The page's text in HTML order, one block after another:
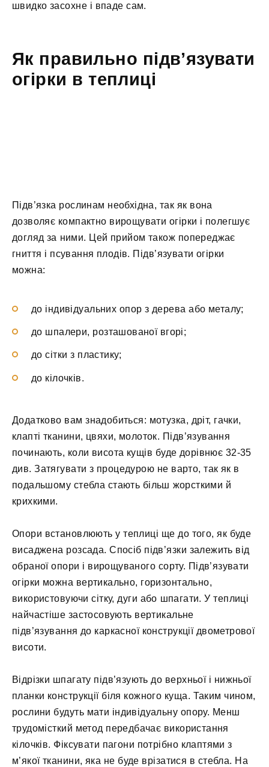
швидко засохне і впаде сам.
Як правильно підв’язувати
огірки в теплиці
Підв’язка рослинам необхідна, так як вона
дозволяє компактно вирощувати огірки і полегшує
догляд за ними. Цей прийом також попереджає
гниття і псування плодів. Підв’язувати огірки
можна:
до індивідуальних опор з дерева або металу;
до шпалери, розташованої вгорі;
до сітки з пластику;
до кілочків.
Додатково вам знадобиться: мотузка, дріт, гачки,
клапті тканини, цвяхи, молоток. Підв’язування
починають, коли висота кущів буде дорівнює 32-35
див. Затягувати з процедурою не варто, так як в
подальшому стебла стають більш жорсткими й
крихкими.
Опори встановлюють у теплиці ще до того, як буде
висаджена розсада. Спосіб підв’язки залежить від
обраної опори і вирощуваного сорту. Підв’язувати
огірки можна вертикально, горизонтально,
використовуючи сітку, дуги або шпагати. У теплиці
найчастіше застосовують вертикальне
підв’язування до каркасної конструкції двометрової
висоти.
Відрізки шпагату підв’язують до верхньої і нижньої
планки конструкції біля кожного куща. Таким чином,
рослини будуть мати індивідуальну опору. Менш
трудомісткий метод передбачає використання
кілочків. Фіксувати пагони потрібно клаптями з
м’якої тканини, яка не буде врізатися в стебла. На